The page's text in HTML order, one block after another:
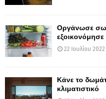
Οργάνωσε
22 Ιουλίου 2022
Κάνε το
κλιματιστικό